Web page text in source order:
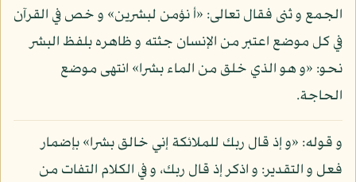
الجمع و ثنى فقال تعالى: «أ نؤمن لبشرين» و خص في القرآن
في كل موضع اعتبر من الإنسان جثته و ظاهره بلفظ البشر
نحو: «و هو الذي خلق من الماء بشرا» انتهى موضع
الحاجة.
و قوله: «و إذ قال ربك للملائكة إني خالق بشرا» بإضمار
فعل و التقدير: و اذكر إذ قال ربك، و في الكلام التفات من